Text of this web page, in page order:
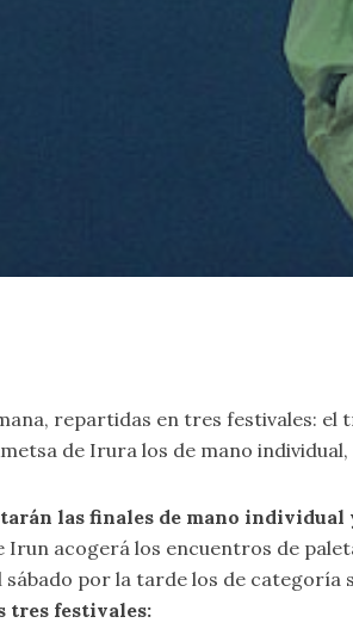
repartidas en tres festivales:
de Irura los de mano
las finales de mano
acogerá los encuentros de
por la tarde los de categoría
tres festivales: